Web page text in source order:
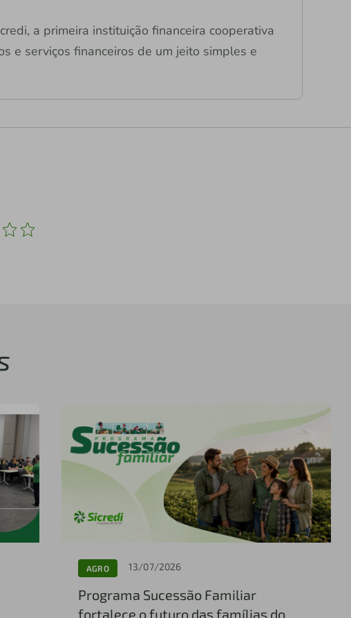
a primeira instituição financeira cooperativa
e serviços financeiros de um jeito simples e
AGRO 13/07/2026
Programa Sucessão Familiar
fortalece o futuro das famílias do